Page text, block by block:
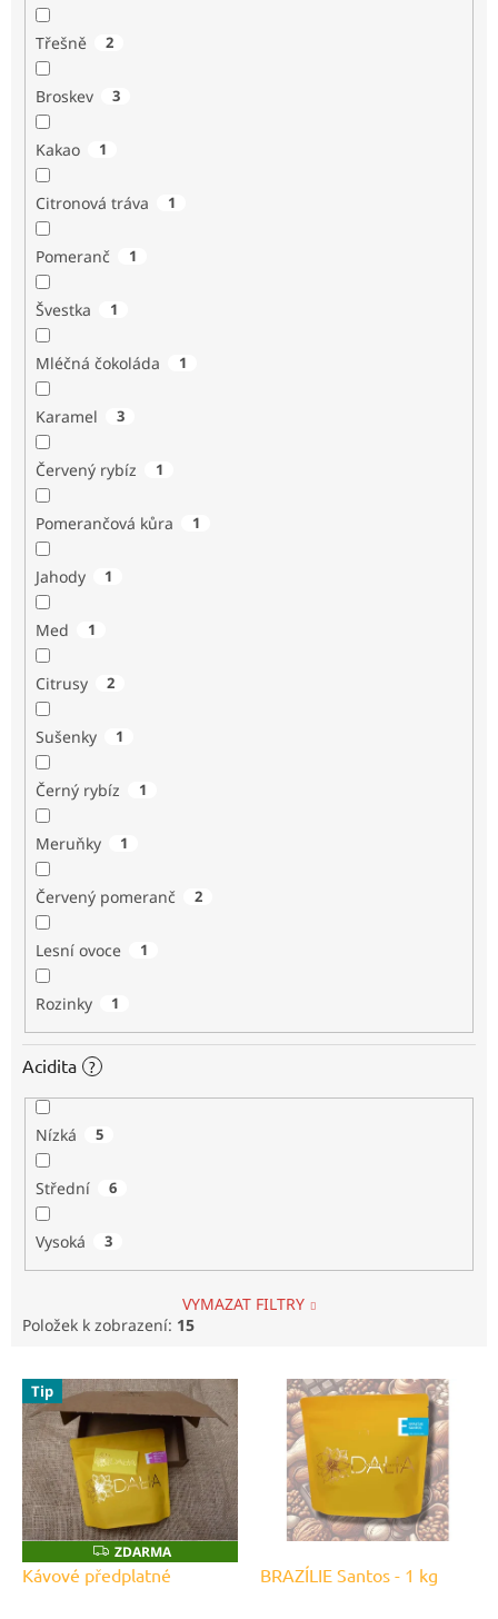
Třešně 2
Broskev 3
Kakao 1
Citronová tráva 1
Pomeranč 1
Švestka 1
Mléčná čokoláda 1
Karamel 3
Červený rybíz 1
Pomerančová kůra 1
Jahody 1
Med 1
Citrusy 2
Sušenky 1
Černý rybíz 1
Meruňky 1
Červený pomeranč 2
Lesní ovoce 1
Rozinky 1
Acidita ?
Nízká 5
Střední 6
Vysoká 3
VYMAZAT FILTRY
Položek k zobrazení: 15
V
p
o
Tip
Z
D
A
ZDARMA
Kávové předplatné BRAZÍLIE Santos - 1 kg